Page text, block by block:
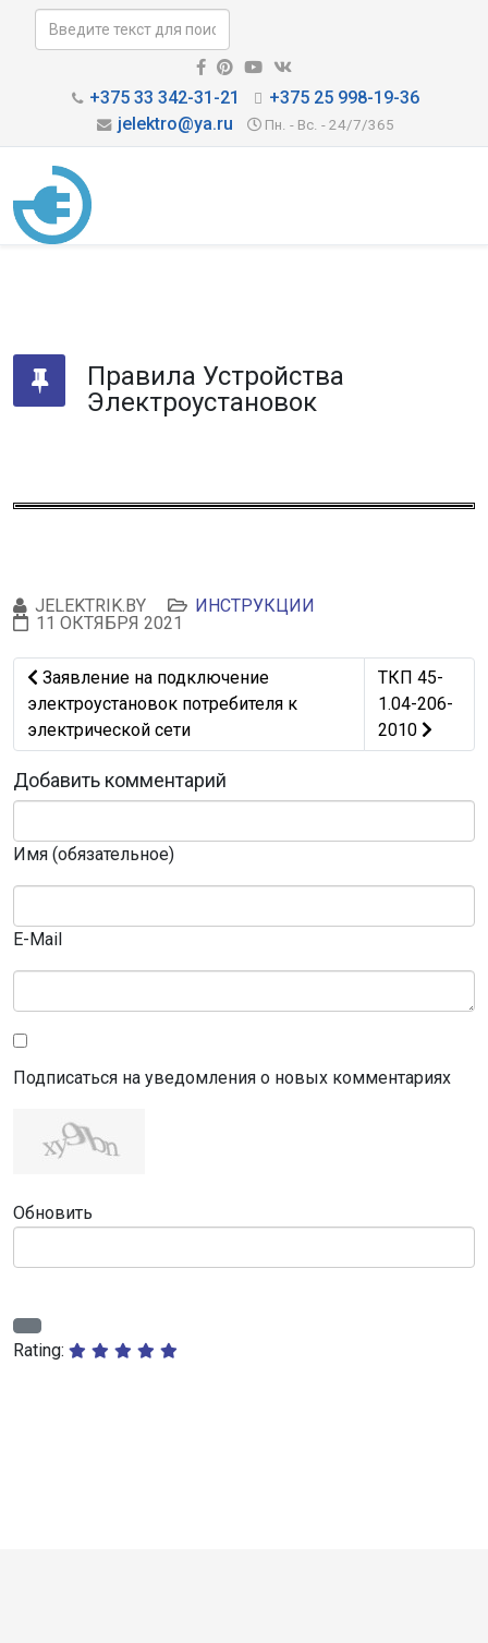
+375 33 342-31-21
+375 25 998-19-36
jelektro@ya.ru
Пн. - Вс. - 24/7/365
Правила Устройства
Электроустановок
JELEKTRIK.BY
ИНСТРУКЦИИ
11 ОКТЯБРЯ 2021
Предыдущий: Заявление на подключение
Заявление на подключение
электроустановок потребителя к
электрической сети
Следующий:
ТКП 45-
1.04-206-
2010
Добавить комментарий
Имя (обязательное)
E-Mail
Подписаться на уведомления о новых комментариях
Обновить
Rating: